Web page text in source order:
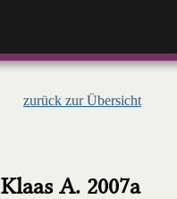
zurück zur Übersicht
A. 2007a